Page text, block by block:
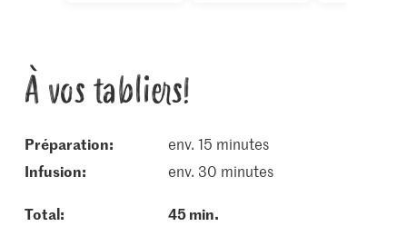
À vos tabliers!
Préparation:
env. 15 minutes
infusion:
env. 30 minutes
Total: 45 min.